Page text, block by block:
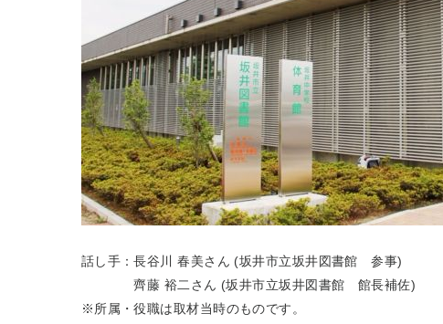
話し手：長谷川 春美さん (坂井市立坂井図書館 参事)
齊藤 裕二さん (坂井市立坂井図書館 館長補佐)
※所属・役職は取材当時のものです。